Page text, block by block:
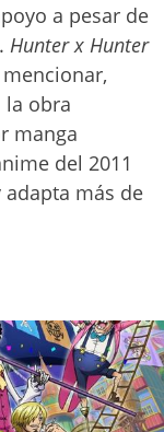
a pesar de
Hunter x Hunter
la obra
manga
del 2011
más de